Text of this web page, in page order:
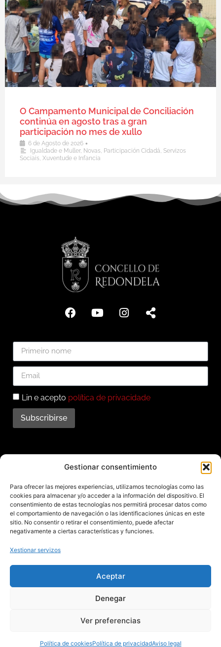
Gestionar consentimiento
Para ofrecer las mejores experiencias, utilizamos tecnologías como las
cookies para almacenar y/o acceder a la información del dispositivo. El
consentimiento de estas tecnologías nos permitirá procesar datos como
el comportamiento de navegación o las identificaciones únicas en este
sitio. No consentir o retirar el consentimiento, puede afectar
negativamente a ciertas características y funciones.
Xestionar servizos
Aceptar
Denegar
Ver preferencias
Política de cookiesPolítica de privacidadAviso legal
O Campamento Municipal de Conciliación
continúa en agosto tras a gran
participación no mes de xullo
6 de Agosto de 2026 •
Igualdade e Muller, Novas, Participación Cidadá, Servizos
Sociais, Xuventude e Infancia
Lin e acepto política de privacidade
Subscribirse
Subscríbete ao noso
boletín
Mantente informado das últimas novidades e
actividades do municipio. Subscríbete agora e
recibe no teu enderezo electrónico toda a
Aviso legal – Política de privacidad – Cookies – Mapa web